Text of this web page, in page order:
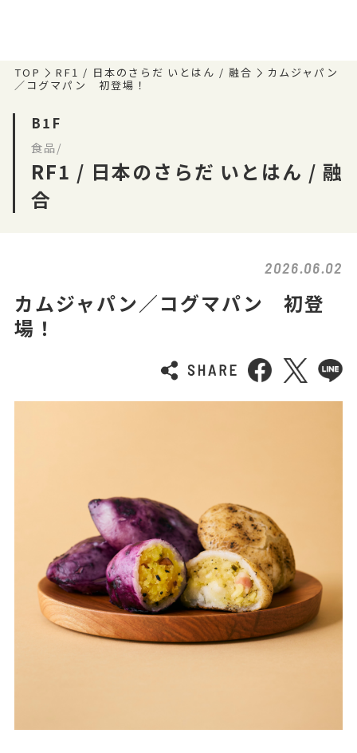
TOP RF1 / 日本のさらだ いとはん / 融合
カムジャパン
／コグマパン 初登場！
B1F
食品/
RF1 / 日本のさらだ いとはん / 融
合
2026.06.02
カムジャパン／コグマパン 初登
場！